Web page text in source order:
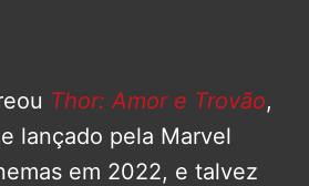
Thor: Amor e Trovão,
lançado pela Marvel
em 2022, e talvez